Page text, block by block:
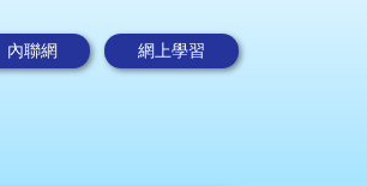
內聯網 網上學習